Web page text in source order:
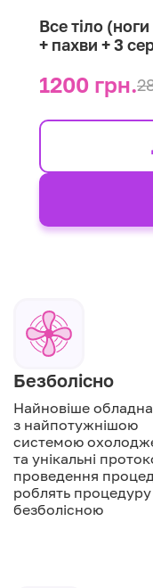
Все тіло (ноги
+ пахви + 3
1200 грн.
Безболісно
Найновіше
з найпотужнішою
системою
та унікальні
проведення
роблять процедуру
безболісною